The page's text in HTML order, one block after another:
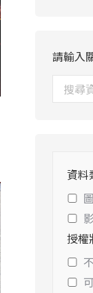
請輸入
資料
授權